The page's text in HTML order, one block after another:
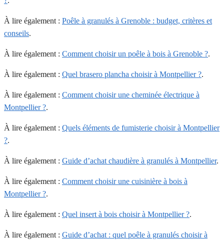
À lire également : Poêle à granulés à Grenoble : budget, critères et
conseils.
À lire également : Comment choisir un poêle à bois à Grenoble ?.
À lire également : Quel brasero plancha choisir à Montpellier ?.
À lire également : Comment choisir une cheminée électrique à
Montpellier ?.
À lire également : Quels éléments de fumisterie choisir à Montpellier
?.
À lire également : Guide d’achat chaudière à granulés à Montpellier.
À lire également : Comment choisir une cuisinière à bois à
Montpellier ?.
À lire également : Quel insert à bois choisir à Montpellier ?.
À lire également : Guide d’achat : quel poêle à granulés choisir à